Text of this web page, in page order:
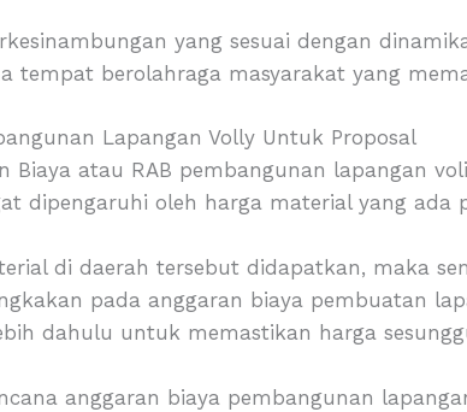
yang sesuai dengan
tempat berolahraga masyarakat yang
Lapangan Volly Untuk Proposal
Biaya atau RAB pembangunan lapangan
dipengaruhi oleh harga material yang ada
di daerah tersebut didapatkan, maka
pada anggaran biaya pembuatan
dahulu untuk memastikan harga
anggaran biaya pembangunan